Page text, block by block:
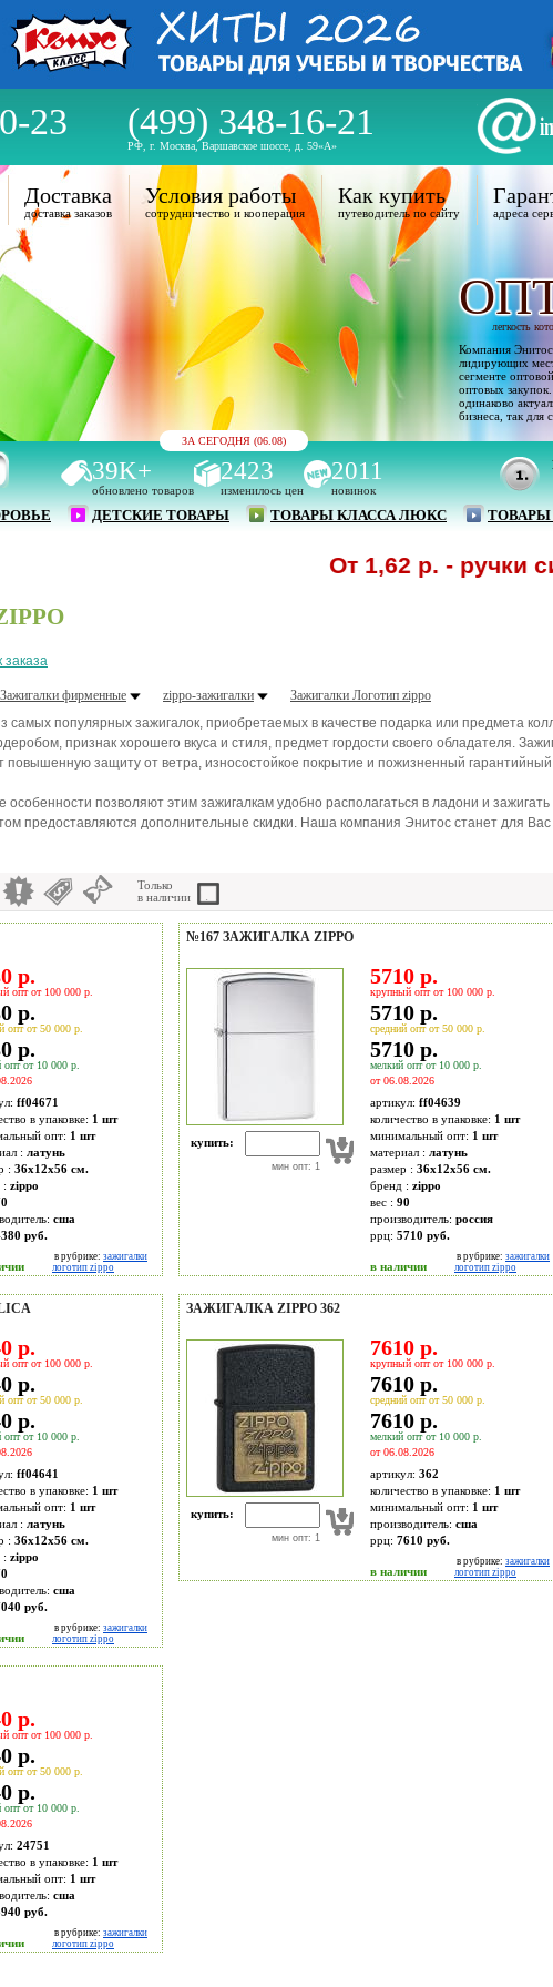
23 (499) 348-16-21
РФ, г. Москва, Варшавское шоссе, д. 59«А»
ЗА СЕГОДНЯ (06.08)
39K+
обновлено товаров
2423
изменилось цен
2011
новинок
ДЕТСКИЕ ТОВАРЫ ТОВАРЫ КЛАССА ЛЮКС
Доставка
доставка заказов
Условия работы
сотрудничество и кооперация
Как купить
путеводитель по сайту адреса
легкость
Компания
лидирующих
сегменте
оптовых
одинаково
бизнеса, так для
От 1,62 р. - ручки
заказа
Зажигалки фирменные zippo-зажигалки
Зажигалки Логотип zippo
самых популярных зажигалок, приобретаемых в качестве подарка или предмета
признак хорошего вкуса и стиля, предмет гордости своего обладателя.
повышенную защиту от ветра, износостойкое покрытие и пожизненный
позволяют этим зажигалкам удобно располагаться в ладони и
предоставляются дополнительные скидки. Наша компания Энитос станет для
Только
в наличии
р.
опт от 100 000 р.
р.
опт от 50 000 р.
р.
опт от 10 000 р.
ff04671
в упаковке: 1 шт
опт: 1 шт
: латунь
: 36x12x56 см.
: zippo
сша
руб.
в рубрике: зажигалки
логотип zippo
№167 ЗАЖИГАЛКА ZIPPO
купить:
мин опт: 1
5710 р.
крупный опт от 100 000 р.
5710 р.
средний опт от 50 000 р.
5710 р.
мелкий опт от 10 000 р.
от 06.08.2026
артикул: ff04639
количество в упаковке: 1 шт
минимальный опт: 1 шт
материал : латунь
размер : 36x12x56 см.
бренд : zippo
вес : 90
производитель: россия
ррц: 5710 руб.
в наличии
в рубрике: зажигалки
логотип zippo
р.
опт от 100 000 р.
р.
опт от 50 000 р.
р.
опт от 10 000 р.
ff04641
в упаковке: 1 шт
опт: 1 шт
: латунь
: 36x12x56 см.
: zippo
сша
руб.
в рубрике: зажигалки
логотип zippo
ЗАЖИГАЛКА ZIPPO 362
купить:
мин опт: 1
7610 р.
крупный опт от 100 000 р.
7610 р.
средний опт от 50 000 р.
7610 р.
мелкий опт от 10 000 р.
от 06.08.2026
артикул: 362
количество в упаковке: 1 шт
минимальный опт: 1 шт
производитель: сша
ррц: 7610 руб.
в наличии
в рубрике: зажигалки
логотип zippo
р.
опт от 100 000 р.
р.
опт от 50 000 р.
р.
опт от 10 000 р.
24751
в упаковке: 1 шт
опт: 1 шт
сша
руб.
в рубрике: зажигалки
логотип zippo